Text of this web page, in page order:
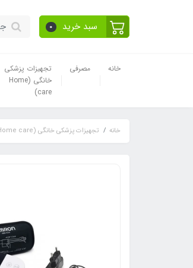
سبد خرید 0
خانه مصرفی
تجهیزات پزشکی
خانگی (Home
care)
خانه تجهیزات پزشکی خانگی (Home care)